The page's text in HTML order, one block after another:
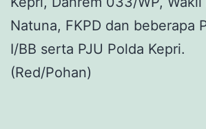
Natuna, FKPD dan beberapa
I/BB serta PJU Polda Kepri.
(Red/Pohan)